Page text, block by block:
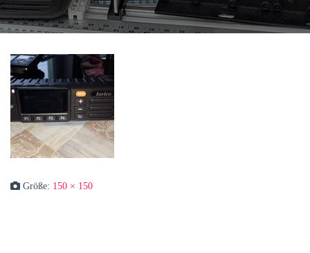
Größe: 150 × 150